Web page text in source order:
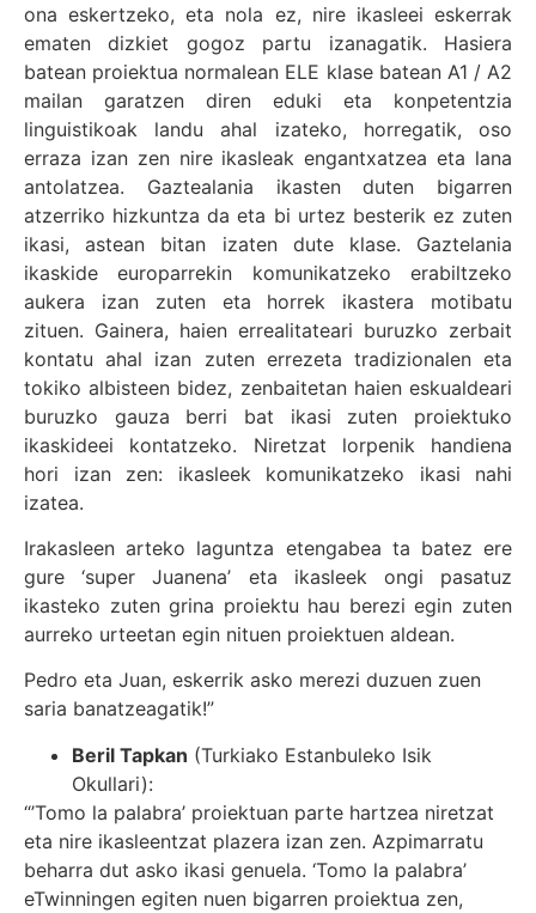
ona eskertzeko, eta nola ez, nire ikasleei eskerrak
ematen dizkiet gogoz partu izanagatik. Hasiera
batean proiektua normalean ELE klase batean A1 / A2
mailan garatzen diren eduki eta konpetentzia
linguistikoak landu ahal izateko, horregatik, oso
erraza izan zen nire ikasleak engantxatzea eta lana
antolatzea. Gaztealania ikasten duten bigarren
atzerriko hizkuntza da eta bi urtez besterik ez zuten
ikasi, astean bitan izaten dute klase. Gaztelania
ikaskide europarrekin komunikatzeko erabiltzeko
aukera izan zuten eta horrek ikastera motibatu
zituen. Gainera, haien errealitateari buruzko zerbait
kontatu ahal izan zuten errezeta tradizionalen eta
tokiko albisteen bidez, zenbaitetan haien eskualdeari
buruzko gauza berri bat ikasi zuten proiektuko
ikaskideei kontatzeko. Niretzat lorpenik handiena
hori izan zen: ikasleek komunikatzeko ikasi nahi
izatea.
Irakasleen arteko laguntza etengabea ta batez ere
gure ‘super Juanena’ eta ikasleek ongi pasatuz
ikasteko zuten grina proiektu hau berezi egin zuten
aurreko urteetan egin nituen proiektuen aldean.
Pedro eta Juan, eskerrik asko merezi duzuen zuen
saria banatzeagatik!”
Beril Tapkan (Turkiako Estanbuleko Isik
Okullari):
“’Tomo la palabra’ proiektuan parte hartzea niretzat
eta nire ikasleentzat plazera izan zen. Azpimarratu
beharra dut asko ikasi genuela. ‘Tomo la palabra’
eTwinningen egiten nuen bigarren proiektua zen,